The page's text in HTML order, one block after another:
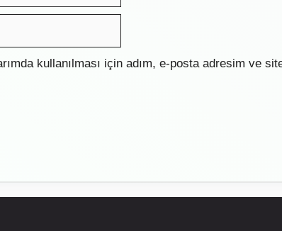
kullanılması için adım, e-posta adresim ve